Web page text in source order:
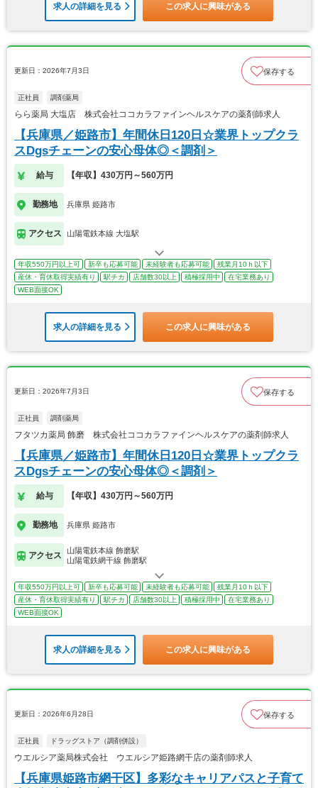
求人の詳細を見る この求人に興味がある
更新日：2026年7月3日 保存する
正社員 調剤薬局
らら薬局 大塩店 株式会社ココカラファインヘルスケアの薬剤師求人
【兵庫県／姫路市】年間休日120日☆業界トップクラ
スDgsチェーンの安心母体◎＜調剤＞
給与 【年収】430万円～560万円
勤務地 兵庫県 姫路市
アクセス 山陽電鉄本線 大塩駅
年収550万円以上可 新卒も応募可能 未経験者も応募可能
残業月10ｈ以下
産休・育休取得実績有り
駅チカ 店舗数30以上 積極採用中
在宅業務あり
WEB面接OK
求人の詳細を見る この求人に興味がある
更新日：2026年7月3日 保存する
正社員 調剤薬局
フタツカ薬局 飾磨 株式会社ココカラファインヘルスケアの薬剤師求人
【兵庫県／姫路市】年間休日120日☆業界トップクラ
スDgsチェーンの安心母体◎＜調剤＞
給与 【年収】430万円～560万円
勤務地 兵庫県 姫路市
アクセス
山陽電鉄本線 飾磨駅
山陽電鉄網干線 飾磨駅
年収550万円以上可 新卒も応募可能 未経験者も応募可能
残業月10ｈ以下
産休・育休取得実績有り
駅チカ 店舗数30以上 積極採用中
在宅業務あり
WEB面接OK
求人の詳細を見る この求人に興味がある
更新日：2026年6月28日 保存する
正社員 ドラッグストア（調剤併設）
ウエルシア薬局株式会社 ウエルシア姫路網干店の薬剤師求人
【兵庫県姫路市網干区】多彩なキャリアパスと子育て